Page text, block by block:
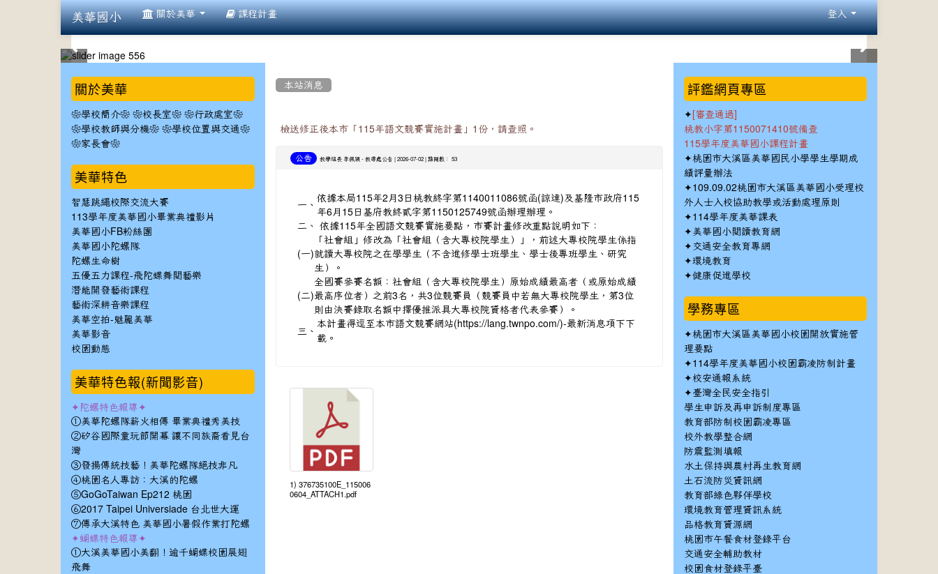
美華國小 關於美華 課程計畫 登入
本站消息
檢送修正後本市「115年語文競賽實施計畫」1份，請查照。
公告 教學組長 李佩穎- 教導處公告 | 2026-07-02 | 點閱數： 53
一、 依據本局115年2月3日桃教終字第1140011086號函(諒達)及基隆市政府115
年6月15日基府教終貳字第1150125749號函辦理辦理。
二、 依據115年全國語文競賽實施要點，市賽計畫修改重點說明如下：
(一)
「社會組」修改為「社會組（含大專校院學生）」，前述大專校院學生係指
就讀大專校院之在學學生（不含進修學士班學生、學士後專班學生、研究
生）。
(二)
全國賽參賽名額：社會組（含大專校院學生）原始成績最高者（或原始成績
最高序位者）之前3名，共3位競賽員（競賽員中若無大專校院學生，第3位
則由決賽錄取名額中擇優推派具大專校院資格者代表參賽）。
三、
本計畫得逕至本市語文競賽網站( https://lang.twnpo.com/)-最新消息項下下
載。
1) 376735100E_115006
0604_ATTACH1.pdf
::: 關於美華
❀學校簡介❀ ❀校長室❀ ❀行政處室❀
❀學校教師與分機❀ ❀學校位置與交通❀
❀家長會❀
美華特色
智慧跳繩校際交流大賽
113學年度美華國小畢業典禮影片
美華國小FB粉絲團
美華國小陀螺隊
陀螺生命樹
五優五力課程-飛陀蝶舞閱藝樂
潛能開發藝術課程
藝術深耕音樂課程
美華空拍-魅麗美華
美華影音
校園動態
美華特色報(新聞影音)
✦陀螺特色報導✦
①美華陀螺隊薪火相傳 畢業典禮秀美技
②矽谷國際童玩節開幕 讓不同族裔看見台
灣
③發揚傳統技藝！美華陀螺隊絕技非凡
④桃園名人專訪：大溪的陀螺
⑤GoGoTaiwan Ep212 桃園
⑥2017 Taipei Universiade 台北世大運
⑦傳承大溪特色 美華國小暑假作業打陀螺
✦蝴蝶特色報導✦
①大溪美華國小美翻！逾千蝴蝶校園展翅
飛舞
::: 評鑑網頁專區
✦ [審查通過]
桃教小字第1150071410號備查
115學年度美華國小課程計畫
✦桃園市大溪區美華國民小學學生學期成
績評量辦法
✦109.09.02桃園市大溪區美華國小受理校
外人士入校協助教學或活動處理原則
✦114學年度美華課表
✦美華國小閱讀教育網
✦ 交通安全教育專網
✦環境教育
✦健康促進學校
學務專區
✦桃園市大溪區美華國小校園開放實施管
理要點
✦114學年度美華國小校園霸凌防制計畫
✦校安通報系統
✦臺灣全民安全指引
學生申訴及再申訴制度專區
教育部防制校園霸凌專區
校外教學整合網
防震監測填報
水土保持與農村再生教育網
土石流防災資訊網
教育部綠色夥伴學校
環境教育管理資訊系統
品格教育資源網
桃園市午餐食材登錄平台
交通安全輔助教材
校園食材登錄平臺